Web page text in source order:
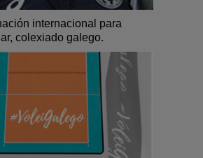
internacional para
colexiado galego.